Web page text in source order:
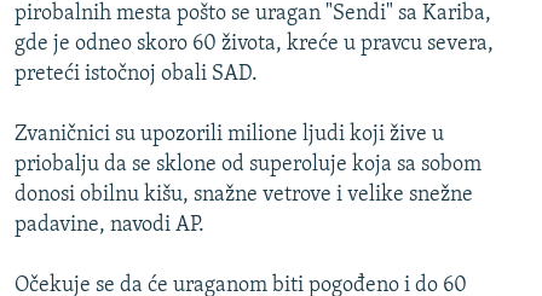
RSE PRIČE IZ SVIJETA
ISPRIČAJ MI
SPECIJALI RSE
VIŠE OD NASLOVA
GENOCID U SREBRENICI
POPLAVE I KLIZIŠTA U BIH 2024.
PRATITE NAS
pirobalnih mesta pošto se uragan "Sendi" sa Kariba,
gde je odneo skoro 60 života, kreće u pravcu severa,
preteći istočnoj obali SAD.
Zvaničnici su upozorili milione ljudi koji žive u
priobalju da se sklone od superoluje koja sa sobom
donosi obilnu kišu, snažne vetrove i velike snežne
padavine, navodi AP.
Očekuje se da će uraganom biti pogođeno i do 60